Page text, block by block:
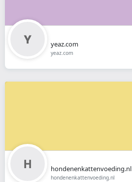
yeaz.com
yeaz.com
hondenenkattenvoeding.nl
hondenenkattenvoeding.nl